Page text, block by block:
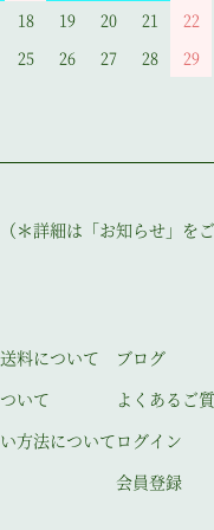
18
19 20 21
22
25
26 27 28 29
＊詳細は「お知らせ」をご
料について
いて
方法について
ブログ
よくあるご
ログイン
会員登録